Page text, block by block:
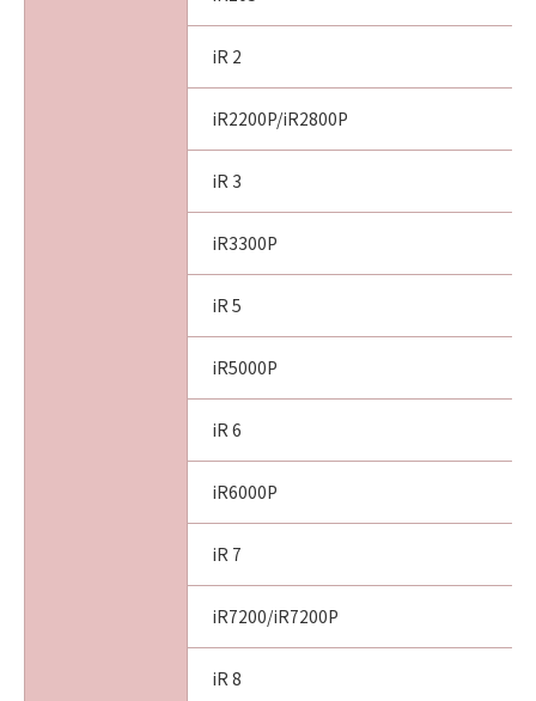
iR 2
iR2200P/iR2800P
iR 3
iR3300P
iR 5
iR5000P
iR 6
iR6000P
iR 7
iR7200/iR7200P
iR 8